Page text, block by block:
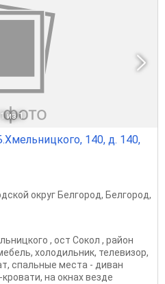
1 из 1
140, д. 140,
округ Белгород, Белгород,
, ост Сокол , район
холодильник, телевизор,
спальные места - диван
на окнах везде